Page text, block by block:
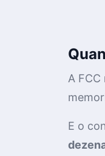
A
E o